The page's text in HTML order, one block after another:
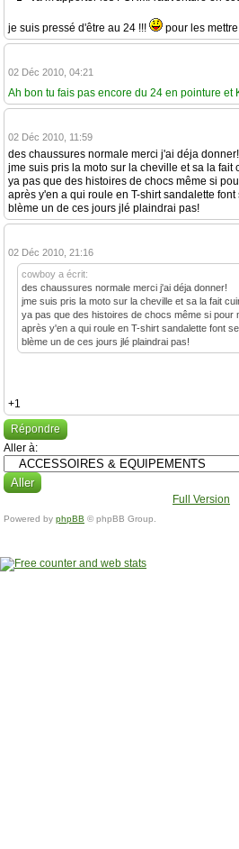
je suis pressé d'être au 24 !!! pour les
02 Déc 2010, 04:21
Ah bon tu fais pas encore du 24 en pointure et
02 Déc 2010, 11:59
des chaussures normale merci j'ai déja donner!
jme suis pris la moto sur la cheville et sa la fait
ya pas que des histoires de chocs même si
après y'en a qui roule en T-shirt sandalette
blème un de ces jours jlé plaindrai pas!
02 Déc 2010, 21:16
cowboy a écrit:
des chaussures normale merci j'ai déja donner!
jme suis pris la moto sur la cheville et sa la fait
ya pas que des histoires de chocs même si pour
après y'en a qui roule en T-shirt sandalette font
blème un de ces jours jlé plaindrai pas!
+1
Répondre
Aller à:
Full Version
Powered by phpBB © phpBB Group.